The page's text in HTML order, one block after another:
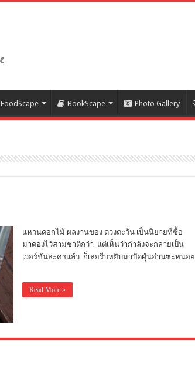
FoodScape BookScape Photo Gallery
แหวนดอกไม้ ผลงานของ ดวงตะวัน เป็นนิยายที่ซื้อ
มาดองไว้สามชาติกว่า แต่เห็นว่ากำลังจะกลายเป็น
เวอร์ชั่นละครแล้ว ก็เลยรีบหยิบมาปัดฝุ่นอ่านซะหน่อย
Read More »